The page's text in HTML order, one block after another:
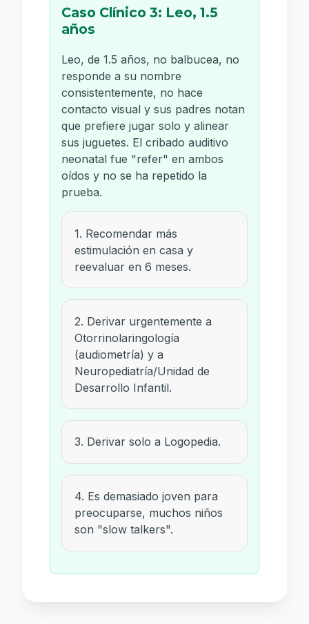
Caso Clínico 3: Leo, 1.5
años
Leo, de 1.5 años, no balbucea, no
responde a su nombre
consistentemente, no hace
contacto visual y sus padres notan
que prefiere jugar solo y alinear
sus juguetes. El cribado auditivo
neonatal fue "refer" en ambos
oídos y no se ha repetido la
prueba.
1. Recomendar más
estimulación en casa y
reevaluar en 6 meses.
2. Derivar urgentemente a
Otorrinolaringología
(audiometría) y a
Neuropediatría/Unidad de
Desarrollo Infantil.
3. Derivar solo a Logopedia.
4. Es demasiado joven para
preocuparse, muchos niños
son "slow talkers".